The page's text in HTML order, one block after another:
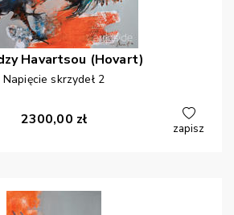
Havartsou (Hovart)
Napięcie skrzydeł 2
2300,00 zł
zapisz